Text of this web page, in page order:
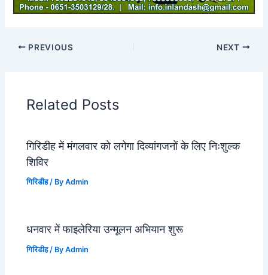
PREVIOUS NEXT
Related Posts
गिरिडीह में मंगलवार को लगेगा दिव्यांगजनों के लिए निःशुल्क
शिविर
गिरिडीह/ ByAdmin
धनवार में फाइलेरिया उन्मूलन अभियान शुरू
गिरिडीह/ ByAdmin